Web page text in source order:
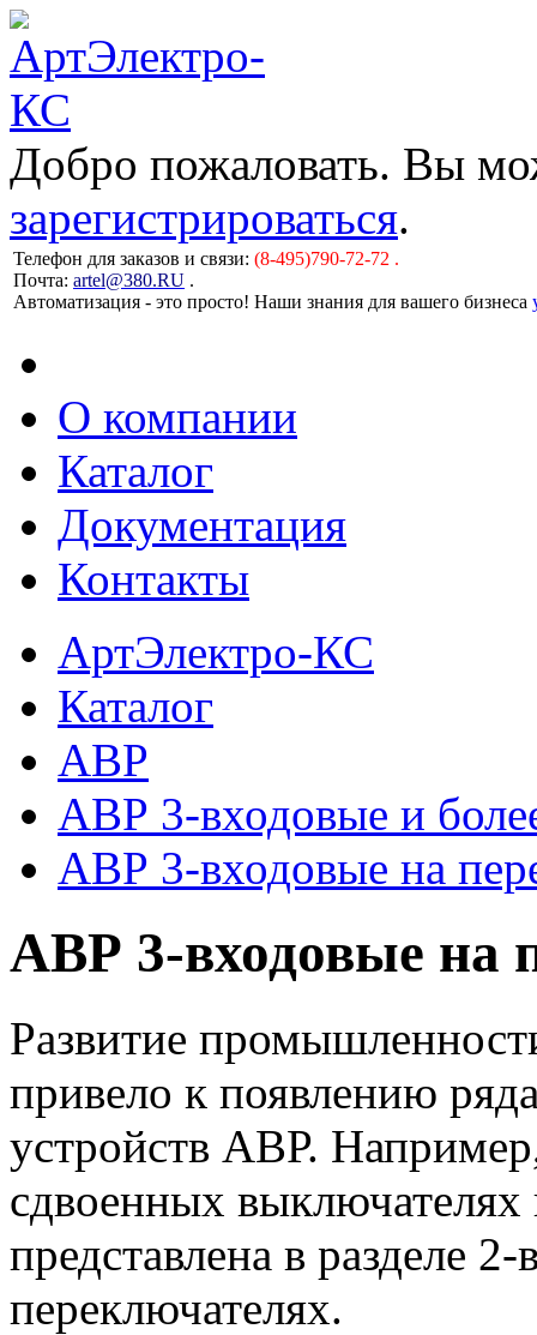
Добро пожаловать. Вы
зарегистрироваться.
Телефон для заказов и связи: (8-495)790-72-72 .
Почта: artel@380.RU .
Автоматизация - это просто! Наши знания для вашего бизнеса
О компании
Каталог
Документация
Контакты
АртЭлектро-КС
Каталог
АВР
АВР 3-входовые и
АВР 3-входовые на
АВР 3-входовые на
Развитие
привело к появлению
устройств АВР.
сдвоенных
представлена в разделе
переключателях.